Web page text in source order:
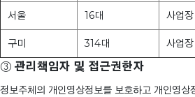
서울 16대 사업
구미 314대 사업
③ 관리책임자 및 접근권한자
정보주체의 개인영상정보를 보호하고 개인영